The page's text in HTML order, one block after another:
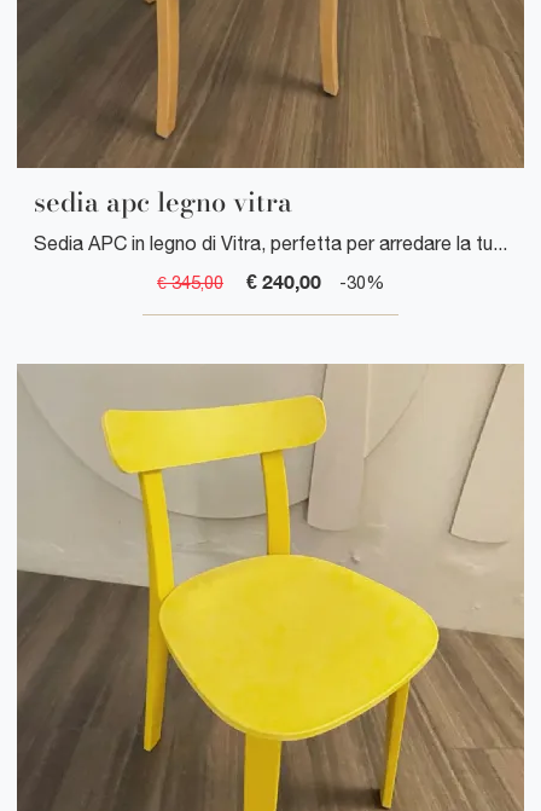
sedia apc legno vitra
Sedia APC in legno di Vitra, perfetta per arredare la tua casa. Scegli il comfort e l'eleganza della sedia APC.
€ 345,00 € 240,00 -30%